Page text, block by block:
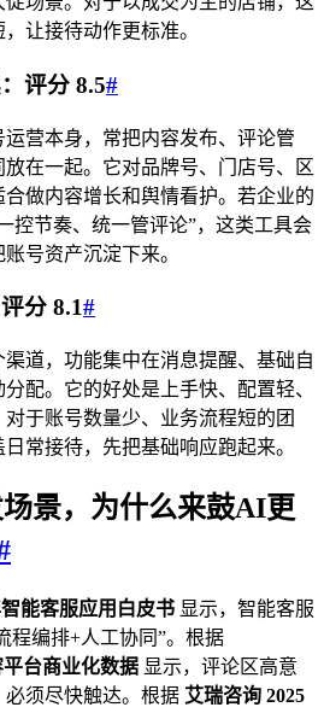
让接待动作更标准。
评分 8.5#
营本身，常把内容发布、评论管
在一起。它对品牌号、门店号、区
做内容增长和舆情看护。若企业的
控节奏、统一管评论”，这类工具会
号资产沉淀下来。
分 8.1#
道，功能集中在消息提醒、基础自
配。它的好处是上手快、配置轻、
于账号数量少、业务流程短的团
常接待，先把基础响应跑起来。
景，为什么来鼓AI更
能客服应用白皮书 显示，智能客服
程编排+人工协同”。根据
平台商业化数据 显示，评论区高意
须尽快触达。根据 艾瑞咨询 2025